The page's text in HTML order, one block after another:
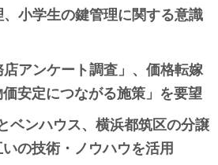
小学生の鍵管理に関する意識
アンケート調査」、価格転嫁
安定につながる施策」を要望
ベンハウス、横浜都筑区の分譲
の技術・ノウハウを活用